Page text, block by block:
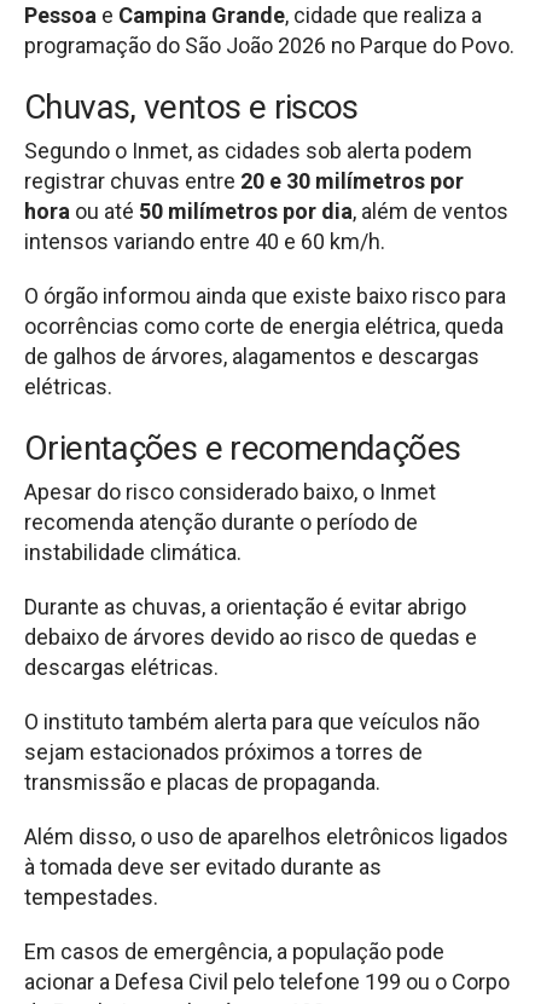
Pessoa e Campina Grande, cidade que realiza a
programação do São João 2026 no Parque do Povo.
Chuvas, ventos e riscos
Segundo o Inmet, as cidades sob alerta podem
registrar chuvas entre 20 e 30 milímetros por
hora ou até 50 milímetros por dia, além de ventos
intensos variando entre 40 e 60 km/h.
O órgão informou ainda que existe baixo risco para
ocorrências como corte de energia elétrica, queda
de galhos de árvores, alagamentos e descargas
elétricas.
Orientações e recomendações
Apesar do risco considerado baixo, o Inmet
recomenda atenção durante o período de
instabilidade climática.
Durante as chuvas, a orientação é evitar abrigo
debaixo de árvores devido ao risco de quedas e
descargas elétricas.
O instituto também alerta para que veículos não
sejam estacionados próximos a torres de
transmissão e placas de propaganda.
Além disso, o uso de aparelhos eletrônicos ligados
à tomada deve ser evitado durante as
tempestades.
Em casos de emergência, a população pode
acionar a Defesa Civil pelo telefone 199 ou o Corpo